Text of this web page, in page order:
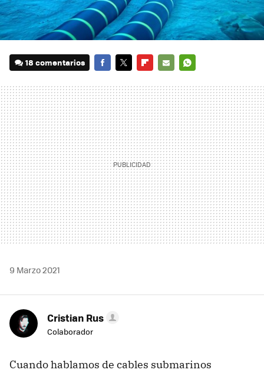
18 comentarios
MAIL
9 Marzo 2021
Cristian Rus
Colaborador
Cuando hablamos de cables submarinos